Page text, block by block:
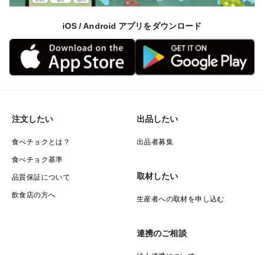
iOS / Android アプリをダウンロード
注文したい
食べチョクとは？
食べチョク基準
品質保証について
飲食店の方へ
出品したい
出品者募集
取材したい
生産者への取材を申し込む
連携のご相談